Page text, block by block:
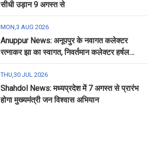
सीधी उड़ान 9 अगस्त से
MON,3 AUG 2026
Anuppur News: अनूपपुर के नवागत कलेक्टर
रत्नाकर झा का स्वागत, निवर्तमान कलेक्टर हर्षल
पंचोली को दी गई विदाई
THU,30 JUL 2026
Shahdol News: मध्यप्रदेश में 7 अगस्त से प्रारंभ
होगा मुख्यमंत्री जन विश्वास अभियान